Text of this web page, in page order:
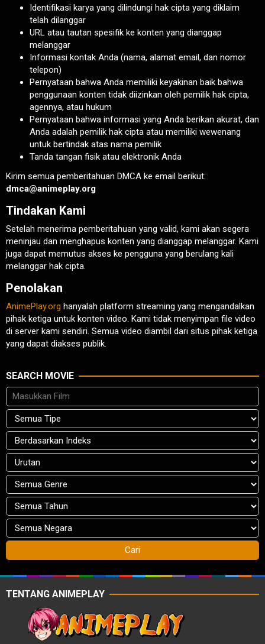
Identifikasi karya yang dilindungi hak cipta yang diklaim
telah dilanggar
URL atau tautan spesifik ke konten yang dianggap
melanggar
Informasi kontak Anda (nama, alamat email, dan nomor
telepon)
Pernyataan bahwa Anda memiliki keyakinan baik bahwa
penggunaan konten tidak diizinkan oleh pemilik hak cipta,
agennya, atau hukum
Pernyataan bahwa informasi yang Anda berikan akurat, dan
Anda adalah pemilik hak cipta atau memiliki wewenang
untuk bertindak atas nama pemilik
Tanda tangan fisik atau elektronik Anda
Kirim semua pemberitahuan DMCA ke email berikut:
dmca@animeplay.org
Tindakan Kami
Setelah menerima pemberitahuan yang valid, kami akan segera
meninjau dan menghapus konten yang dianggap melanggar. Kami
juga dapat memutus akses ke pengguna yang berulang kali
melanggar hak cipta.
Penolakan
AnimePlay.org hanyalah platform streaming yang mengandalkan
pihak ketiga untuk konten video. Kami tidak menyimpan file video
di server kami sendiri. Semua video diambil dari situs pihak ketiga
yang dapat diakses publik.
SEARCH MOVIE
TENTANG ANIMEPLAY